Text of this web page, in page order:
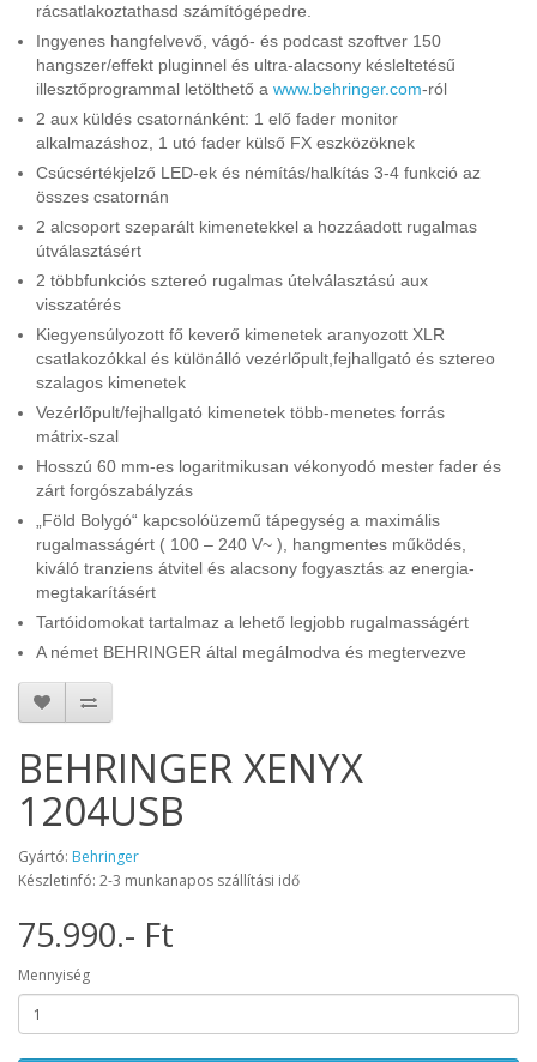
rácsatlakoztathasd számítógépedre.
Ingyenes hangfelvevő, vágó- és podcast szoftver 150
hangszer/effekt pluginnel és ultra-alacsony késleltetésű
illesztőprogrammal letölthető a www.behringer.com-ról
2 aux küldés csatornánként: 1 elő fader monitor
alkalmazáshoz, 1 utó fader külső FX eszközöknek
Csúcsértékjelző LED-ek és némítás/halkítás 3-4 funkció az
összes csatornán
2 alcsoport szeparált kimenetekkel a hozzáadott rugalmas
útválasztásért
2 többfunkciós sztereó rugalmas útelválasztású aux
visszatérés
Kiegyensúlyozott fő keverő kimenetek aranyozott XLR
csatlakozókkal és különálló vezérlőpult,fejhallgató és sztereo
szalagos kimenetek
Vezérlőpult/fejhallgató kimenetek több-menetes forrás
mátrix-szal
Hosszú 60 mm-es logaritmikusan vékonyodó mester fader és
zárt forgószabályzás
„Föld Bolygó“ kapcsolóüzemű tápegység a maximális
rugalmasságért ( 100 – 240 V~ ), hangmentes működés,
kiváló tranziens átvitel és alacsony fogyasztás az energia-
megtakarításért
Tartóidomokat tartalmaz a lehető legjobb rugalmasságért
A német BEHRINGER által megálmodva és megtervezve
BEHRINGER XENYX
1204USB
Gyártó: Behringer
Készletinfó: 2-3 munkanapos szállítási idő
75.990.- Ft
Mennyiség